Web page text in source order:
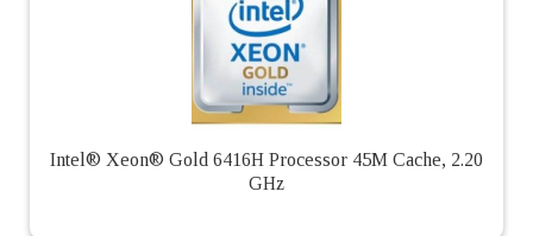
Intel® Xeon® Gold 6416H Processor 45M Cache, 2.20
GHz